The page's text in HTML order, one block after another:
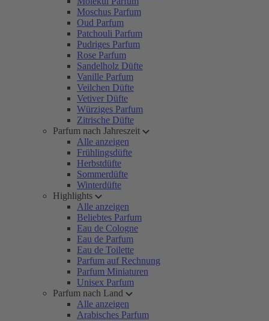
Moschus Parfum
Oud Parfum
Patchouli Parfum
Pudriges Parfum
Rose Parfum
Sandelholz Düfte
Vanille Parfum
Veilchen Düfte
Vetiver Düfte
Würziges Parfum
Zitrische Düfte
Parfum nach Jahreszeit
Alle anzeigen
Frühlingsdüfte
Herbstdüfte
Sommerdüfte
Winterdüfte
Highlights
Alle anzeigen
Beliebtes Parfum
Eau de Cologne
Eau de Parfum
Eau de Toilette
Parfum auf Rechnung
Parfum Miniaturen
Unisex Parfum
Parfum nach Land
Alle anzeigen
Arabisches Parfum